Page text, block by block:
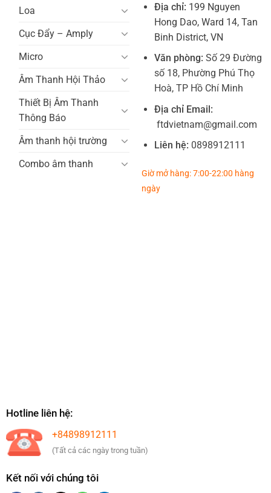
Loa
Cục Đẩy – Amply
Micro
Âm Thanh Hội Thảo
Thiết Bị Âm Thanh
Thông Báo
Âm thanh hội trường
Combo âm thanh
Địa chỉ: 199 Nguyen
Hong Dao, Ward 14, Tan
Binh District, VN
Văn phòng: Số 29 Đường
số 18, Phường Phú Thọ
Hoà, TP Hồ Chí Minh
Địa chỉ Email:
ftdvietnam@gmail.com
Liên hệ: 0898912111
Giờ mở hàng: 7:00-22:00 hàng
ngày
Hotline liên hệ:
+84898912111
(Tất cả các ngày trong tuần)
Kết nối với chúng tôi